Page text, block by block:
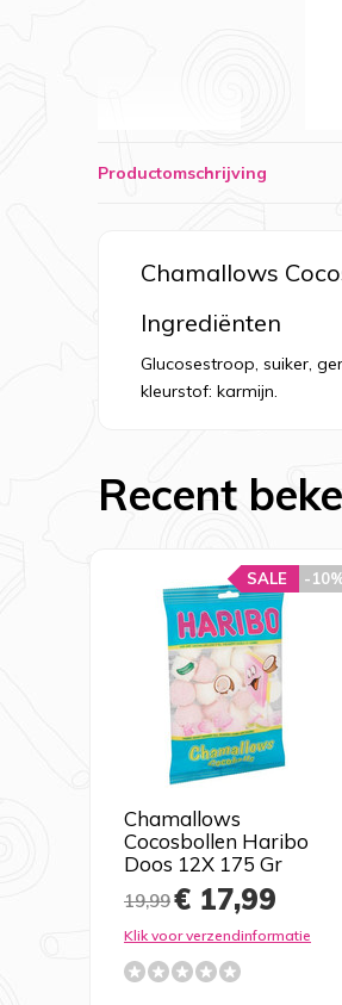
Productomschrijving
Chamallows
Ingrediënten
Glucosestroop, suiker,
kleurstof: karmijn.
Recent
Chamallows
Cocosbollen Haribo
Doos 12X 175 Gr
-
SALE
19,99€ 17,99
Klik voor verzendinformatie